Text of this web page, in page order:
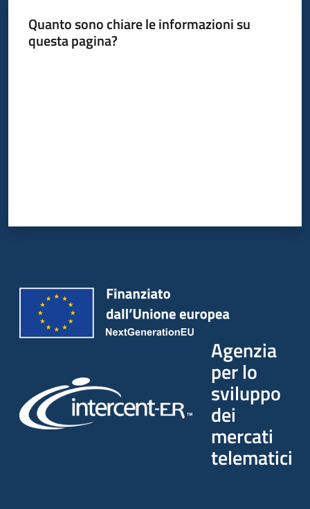
Quanto sono chiare le informazioni su
questa pagina?
Agenzia
per lo
sviluppo
dei
mercati
telematici